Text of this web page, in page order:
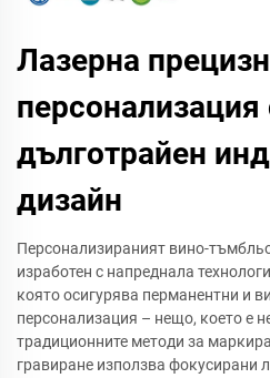
Лазерна
персонализация
дълготрайен
дизайн
Персонализираният вино-
изработен с напреднала
която осигурява перманентни и
персонализация – нещо, което е
традиционните методи за
гравиране използва фокусирани